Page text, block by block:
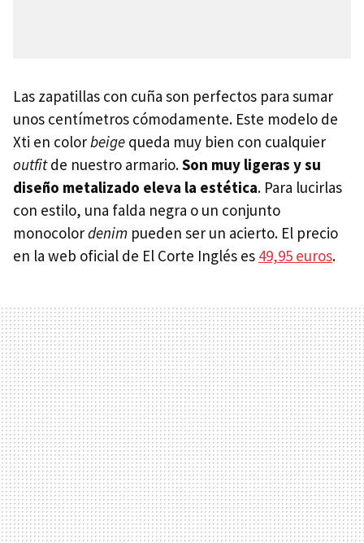
Las zapatillas con cuña son perfectos para sumar
unos centímetros cómodamente. Este modelo de
Xti en colorbeige queda muy bien con cualquier
outfitde nuestro armario.Son muy ligeras y su
diseño metalizado eleva la estética. Para lucirlas
con estilo, una falda negra o un conjunto
monocolordenim pueden ser un acierto. El precio
en la web oficial de El Corte Inglés es 49,95 euros.